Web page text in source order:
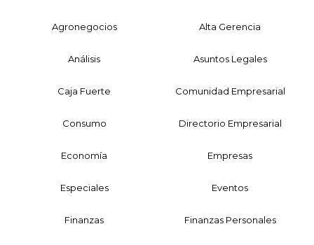
Agronegocios Alta Gerencia
Análisis Asuntos Legales
Caja Fuerte Comunidad Empresarial
Consumo Directorio Empresarial
Economía Empresas
Especiales Eventos
Finanzas Finanzas Personales